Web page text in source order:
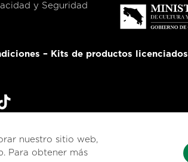
y Seguridad
– Kits de productos licenciados
nuestro sitio web,
Para obtener más